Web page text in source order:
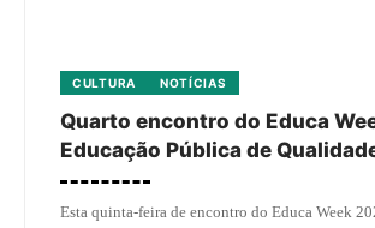
CULTURA NOTÍCIAS
Quarto encontro do Educa
Educação Pública de
Esta quinta-feira de encontro do Educa Week